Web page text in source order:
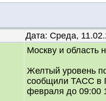
Дата: Среда,
Москву и область
Желтый уровень
сообщили ТАСС в
февраля до 09:00